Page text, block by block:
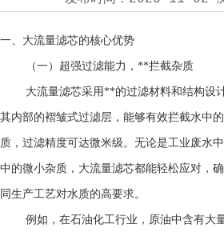
一、 大流量滤芯的核心优势
（一）超强过滤能力，**拦截杂质
大流量滤芯采用**的过滤材料和结构设
其内部的褶皱式过滤层，能够有效拦截水中
质，过滤精度可达微米级。无论是工业废水
中的微小杂质，大流量滤芯都能轻松应对，
同生产工艺对水质的高要求。
例如，在石油化工行业，原油中含有大